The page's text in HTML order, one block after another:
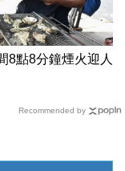
點8分鐘煙火迎人
Recommended by